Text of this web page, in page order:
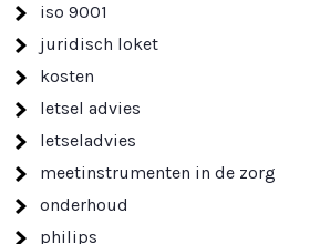
iso 9001
juridisch loket
kosten
letsel advies
letseladvies
meetinstrumenten in de zorg
onderhoud
philips